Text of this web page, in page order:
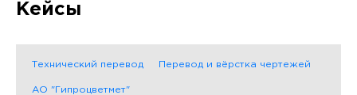
Кейсы
Технический перевод Перевод и вёрстка чертежей
АО "Гипроцветмет"